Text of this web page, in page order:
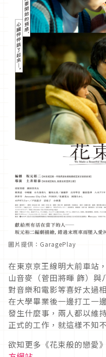
圖片提供：GaragePlay
在東京京王線明大前車站
山音麥（菅田將暉 飾）與
對音樂和電影等喜好太過
在大學畢業後一邊打工一
發生什麼事，兩人都以維
正式的工作，就這樣不
欲知更多《花束般的戀愛